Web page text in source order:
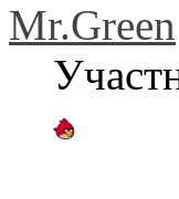
Mr.Green